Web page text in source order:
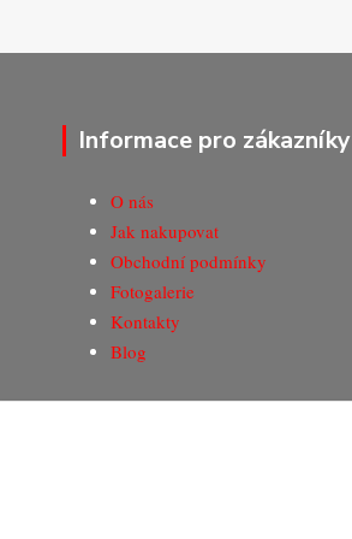
Informace pro zákazníky
O nás
Jak nakupovat
Obchodní podmínky
Fotogalerie
Kontakty
Blog